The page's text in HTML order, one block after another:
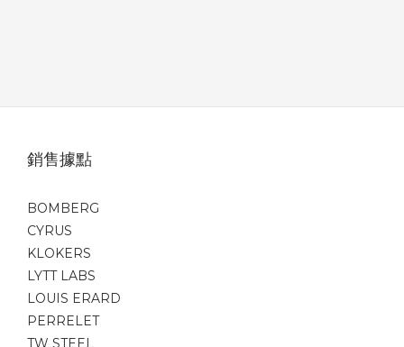
銷售據點
BOMBERG
CYRUS
KLOKERS
LYTT LABS
LOUIS ERARD
PERRELET